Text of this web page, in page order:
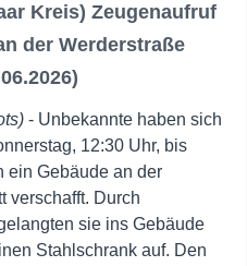
Kreis) Zeugenaufruf
der Werderstraße
- Unbekannte haben sich
12:30 Uhr, bis
ein Gebäude an der
verschafft. Durch
sie ins Gebäude
Stahlschrank auf. Den